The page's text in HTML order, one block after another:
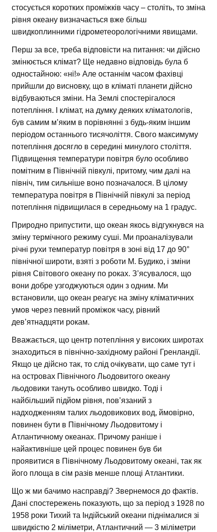
стосується коротких проміжків часу – століть, то зміна
рівня океану визначається вже більш
швидкоплинними гідрометеорологічними явищами.
Перш за все, треба відповісти на питання: чи дійсно
змінюється клімат? Ще недавно відповідь була б
одностайною: «ні!» Але останнім часом фахівці
прийшли до висновку, що в кліматі планети дійсно
відбуваються зміни. На Землі спостерігалося
потепління. І клімат, на думку деяких кліматологів,
був самим м’яким в порівнянні з будь-яким іншим
періодом останнього тисячоліття. Свого максимуму
потепління досягло в середині минулого століття.
Підвищення температури повітря було особливо
помітним в Північній півкулі, притому, чим далі на
північ, тим сильніше воно позначалося. В цілому
температура повітря в Північній півкулі за період
потепління підвищилася в середньому на 1 градус.
Природно припустити, що океан якось відгукнувся на
зміну термічного режиму суші. Ми проаналізували
річні рухи температур повітря в зоні від 17 до 90°
північної широти, взяті з роботи М. Будико, і зміни
рівня Світового океану по роках. З’ясувалося, що
вони добре узгоджуються один з одним. Ми
встановили, що океан реагує на зміну кліматичних
умов через певний проміжок часу, рівний
дев’ятнадцяти рокам.
Вважається, що центр потепління у високих широтах
знаходиться в північно-західному районі Гренландії.
Якщо це дійсно так, то слід очікувати, що саме тут і
на островах Північного Льодовитого океану
льодовики тануть особливо швидко. Тоді і
найбільший підйом рівня, пов’язаний з
надходженням талих льодовикових вод, ймовірно,
повинен бути в Північному Льодовитому і
Атлантичному океанах. Причому раніше і
найактивніше цей процес повинен був би
проявитися в Північному Льодовитому океані, так як
його площа в сім разів менше площі Атлантики.
Що ж ми бачимо насправді? Звернемося до фактів.
Дані спостережень показують, що за період з 1928 по
1958 роки Тихий та Індійський океани піднімалися зі
швидкістю 2 міліметри, Атлантичний — 3 міліметри